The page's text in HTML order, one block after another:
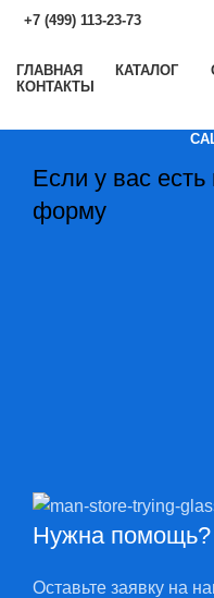
+7 (499) 113-23-73
ГЛАВНАЯ КАТАЛОГ
КОНТАКТЫ
Если у вас
форму
Нужна помощь?
Оставьте заявку на